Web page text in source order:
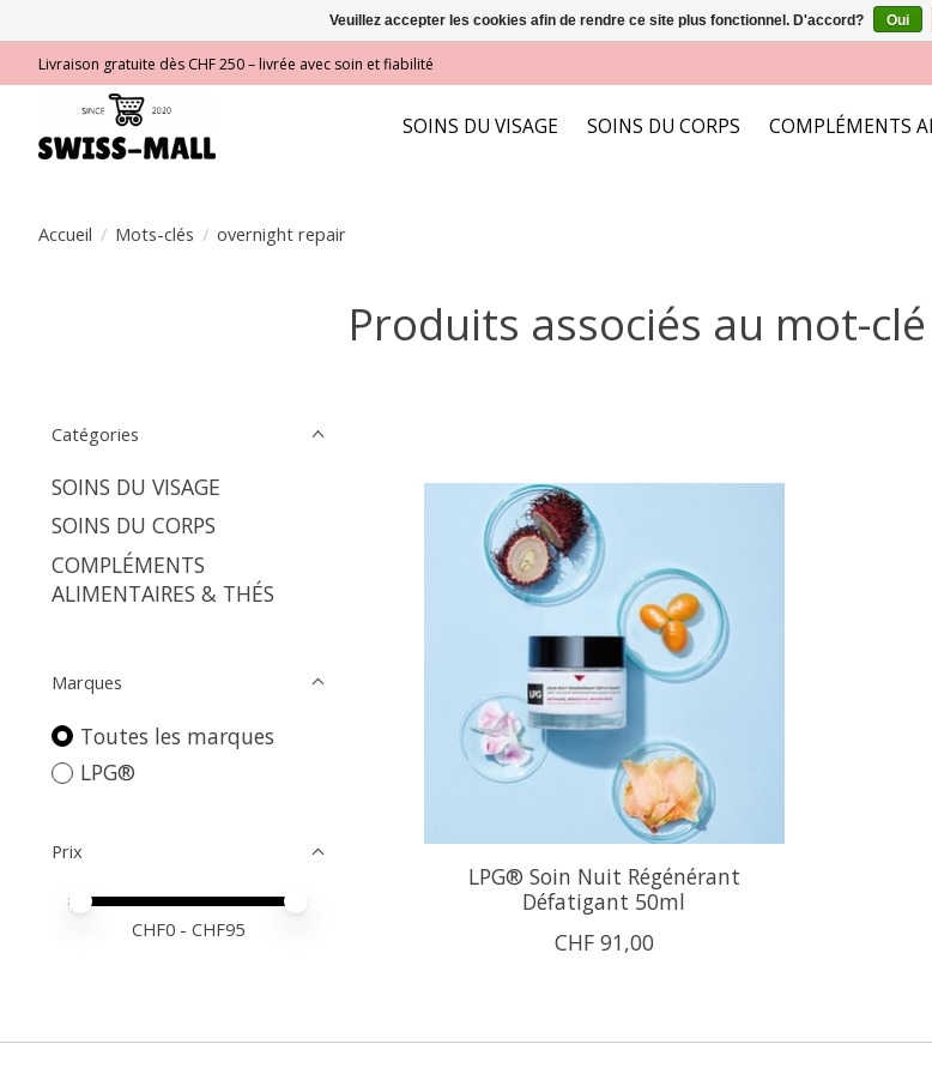
Livraison gratuite dès CHF 250 – livrée avec soin et fiabilité
SOINS DU VISAGE SOINS DU CORPS COMPLÉMENTS
Accueil / Mots-clés / overnight repair
Produits associés au mot-
Catégories
SOINS DU VISAGE
SOINS DU CORPS
COMPLÉMENTS
ALIMENTAIRES & THÉS
Marques
Toutes les marques
LPG®
Prix
Prix minimum
Price maximum value
CHF0 - CHF95
LPG® Soin Nuit Régénérant
Défatigant 50ml
CHF 91,00
Veuillez accepter les cookies afin de rendre ce site plus fonctionnel. D'accord? Oui